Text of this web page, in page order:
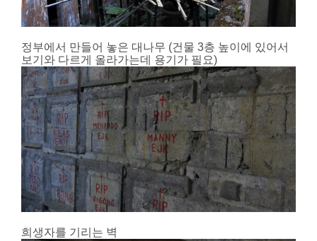
정부에서 만들어 놓은 대나무 (건물 3층 높이에 있어서
보기와 다르게 올라가는데 용기가 필요)
희생자를 기리는 벽